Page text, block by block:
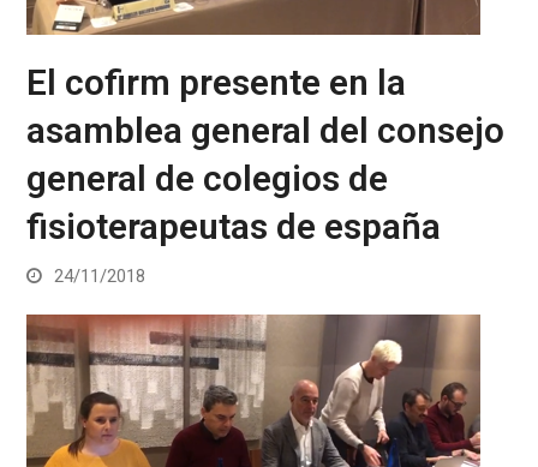
El cofirm presente en la
asamblea general del consejo
general de colegios de
fisioterapeutas de españa
24/11/2018